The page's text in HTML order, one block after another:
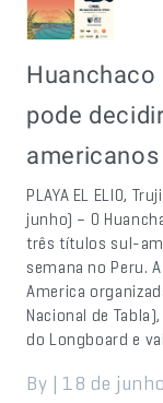
Huanchaco
pode
americanos
PLAYA EL ELIO,
junho) – O
três títulos sul-
semana no Peru.
America
Nacional de
do Longboard e
By | 18 de